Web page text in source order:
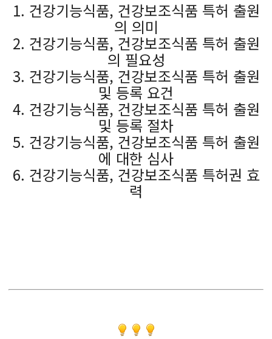
1. 건강기능식품, 건강보조식품 특허 출원
의 의미
2. 건강기능식품, 건강보조식품 특허 출원
의 필요성
3. 건강기능식품, 건강보조식품 특허 출원
및 등록 요건
4. 건강기능식품, 건강보조식품 특허 출원
및 등록 절차
5. 건강기능식품, 건강보조식품 특허 출원
에 대한 심사
6. 건강기능식품, 건강보조식품 특허권 효
력